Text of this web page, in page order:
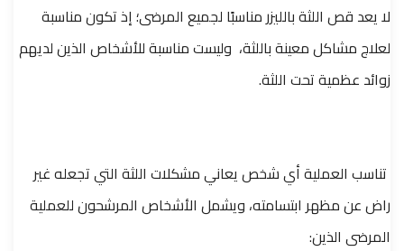
لا يعد قص اللثة بالليزر مناسبًا لجميع المرضى؛ إذ تكون مناسبة
لعلاج مشاكل معينة باللثة، وليست مناسبة للأشخاص الذين لديهم
زوائد عظمية تحت اللثة.
تناسب العملية أي شخص يعاني مشكلات اللثة التي تجعله غير
راض عن مظهر ابتسامته، ويشمل الأشخاص المرشحون للعملية
المرضى الذين: